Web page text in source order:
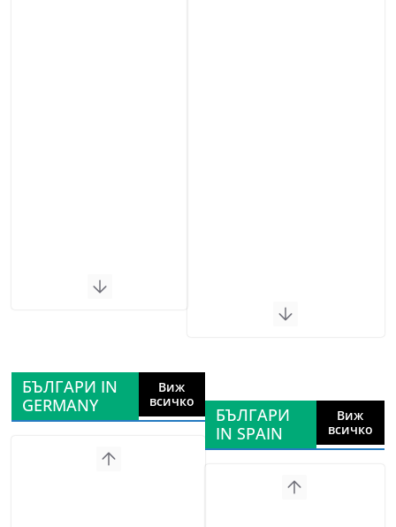
БЪЛГАРИ IN
GERMANY
Виж
всичко
БЪЛГАРИ
IN SPAIN
Виж
всичко